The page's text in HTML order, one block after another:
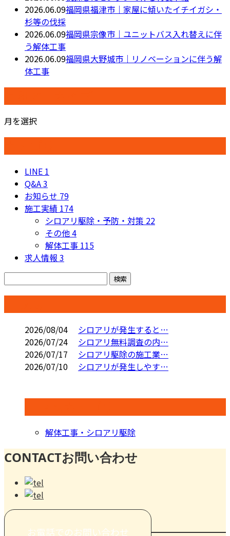
2026.06.09福岡県福津市｜家屋に傾いたイチイガシ・
杉等の伐採
2026.06.09福岡県宗像市｜ユニットバス入れ替えに伴
う解体工事
2026.06.09福岡県大野城市｜リノベーションに伴う解
体工事
月を選択
LINE 1
Q&A3
お知らせ 79
施工実績 174
シロアリ駆除・予防・対策 22
その他4
解体工事 115
求人情報 3
2026/08/04
シロアリが発生すると…
2026/07/24
シロアリ無料調査の内…
2026/07/17
シロアリ駆除の施工業…
2026/07/10
シロアリが発生しやす…
解体工事・シロアリ駆除
CONTACTお問い合わせ
お電話でのお問い合わせ